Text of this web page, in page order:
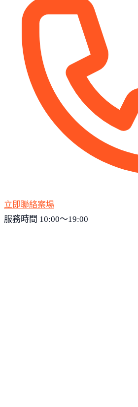
立即聯絡案場
服務時間 10:00～19:00